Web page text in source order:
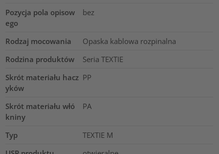
Pozycja pola opisow
ego
bez
Rodzaj mocowania
Opaska kablowa rozpinalna
Rodzina produktów
Seria TEXTIE
Skrót materiału hacz
yków
PP
Skrót materiału włó
kniny
PA
Typ
TEXTIE M